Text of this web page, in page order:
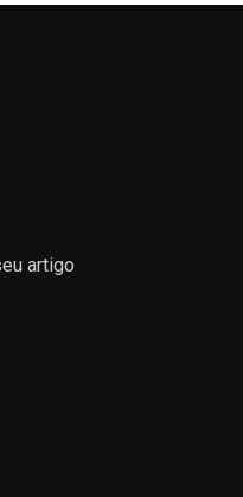
artigo